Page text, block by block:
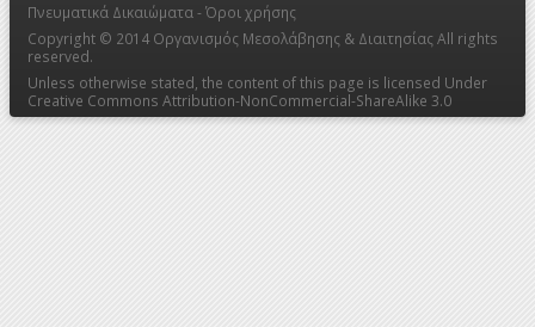
Πνευματικά Δικαιώματα - Όροι χρήσης
Copyright © 2014 Οργανισμός Μεσολάβησης & Διαιτησίας All rights
reserved.
Unless otherwise stated, the content of this page is licensed Under
Creative Commons Attribution-NonCommercial-ShareAlike 3.0